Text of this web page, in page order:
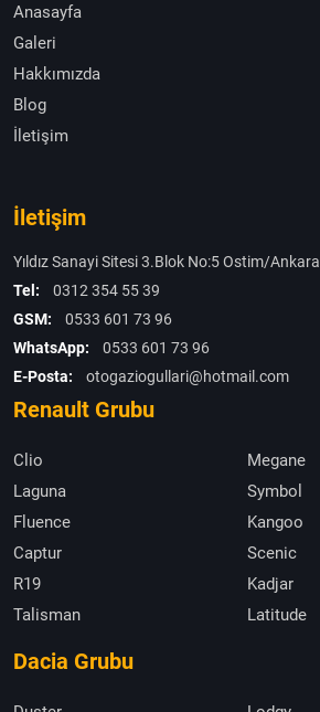
Anasayfa
Galeri
Hakkımızda
Blog
İletişim
İletişim
Yıldız Sanayi Sitesi 3.Blok No:5 Ostim/Ankara
Tel:
0312 354 55 39
GSM:
0533 601 73 96
WhatsApp:
0533 601 73 96
E-Posta:
otogaziogullari@hotmail.com
Renault Grubu
Clio
Megane
Laguna
Symbol
Fluence
Kangoo
Captur
Scenic
R19
Kadjar
Talisman
Latitude
Dacia Grubu